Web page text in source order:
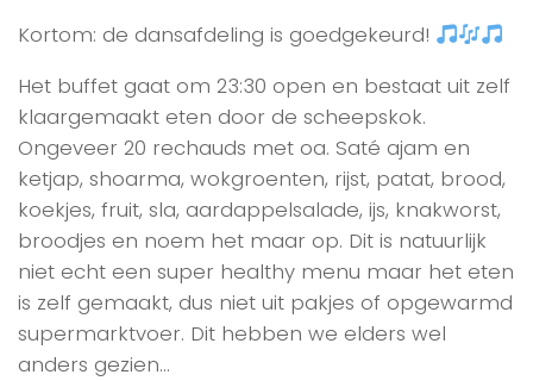
Kortom: de dansafdeling is goedgekeurd!
Het buffet gaat om 23:30 open en bestaat uit zelf
klaargemaakt eten door de scheepskok.
Ongeveer 20 rechauds met oa. Saté ajam en
ketjap, shoarma, wokgroenten, rijst, patat, brood,
koekjes, fruit, sla, aardappelsalade, ijs, knakworst,
broodjes en noem het maar op. Dit is natuurlijk
niet echt een super healthy menu maar het eten
is zelf gemaakt, dus niet uit pakjes of opgewarmd
supermarktvoer. Dit hebben we elders wel
anders gezien…